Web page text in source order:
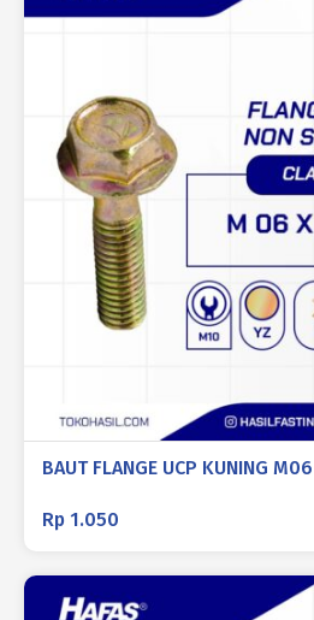
BAUT FLANGE UCP KUNING
Rp 1.050